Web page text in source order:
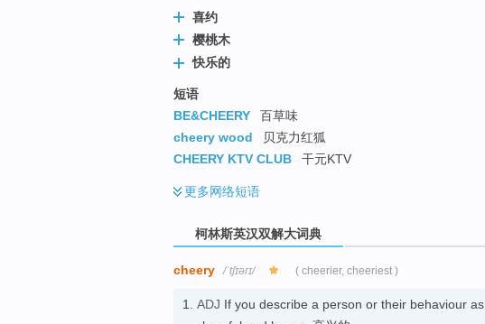
喜约
樱桃木
快乐的
短语
BE&CHEERY
百草味
cheery wood
贝克力红狐
CHEERY KTV CLUB
干元KTV
更多网络短语
柯林斯英汉双解大词典
cheery /ˈtʃɪərɪ/ ( cheerier, cheeriest )
1. ADJ If you describe a person or their behaviour as